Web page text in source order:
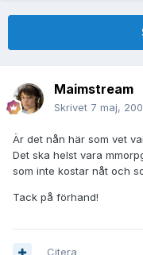
Maimstream
Skrivet 7 maj,
Är det nån här som vet
Det ska helst vara
som inte kostar nåt och
Tack på förhand!
Citera